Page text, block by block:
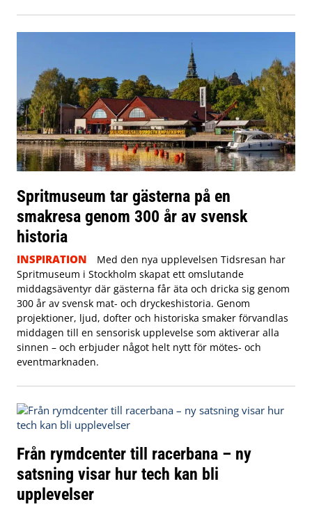
Spritmuseum tar gästerna på en
smakresa genom 300 år av svensk
historia
INSPIRATION
Med den nya upplevelsen Tidsresan har
Spritmuseum i Stockholm skapat ett omslutande
middagsäventyr där gästerna får äta och dricka sig genom
300 år av svensk mat- och dryckeshistoria. Genom
projektioner, ljud, dofter och historiska smaker förvandlas
middagen till en sensorisk upplevelse som aktiverar alla
sinnen – och erbjuder något helt nytt för mötes- och
eventmarknaden.
Från rymdcenter till racerbana – ny
satsning visar hur tech kan bli
upplevelser